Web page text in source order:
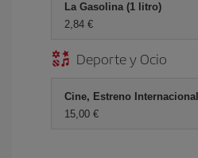
La Gasolina (1 litro)
2,84 €
Deporte y Ocio
Cine, Estreno
15,00 €